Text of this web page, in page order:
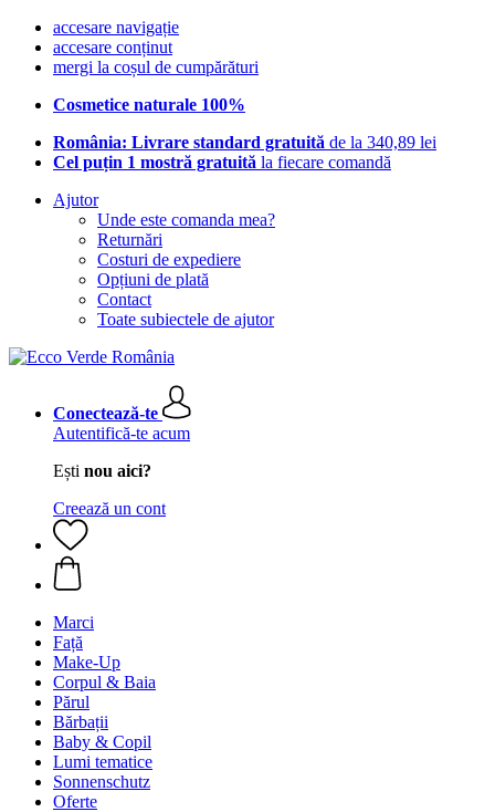
accesare navigație
accesare conținut
mergi la coșul de cumpărături
Cosmetice naturale 100%
România: Livrare standard gratuită de la 340,89 lei
Cel puțin 1 mostră gratuită la fiecare comandă
Ajutor
Unde este comanda mea?
Returnări
Costuri de expediere
Opțiuni de plată
Contact
Toate subiectele de ajutor
Conectează-te
Autentifică-te acum
Ești nou aici?
Creează un cont
Marci
Față
Make-Up
Corpul & Baia
Părul
Bărbații
Baby & Copil
Lumi tematice
Sonnenschutz
Oferte